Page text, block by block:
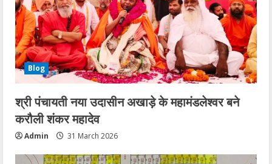
Blog
श्री पंचायती नया उदासीन अखाड़े के महामंडलेश्वर बने
करौली शंकर महादेव
Admin 31 March 2026